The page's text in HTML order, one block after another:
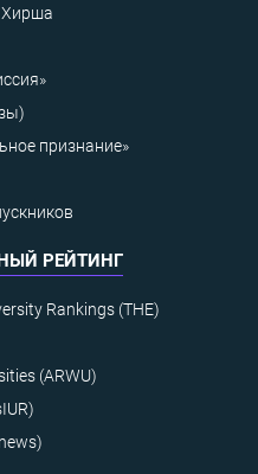
Хирша
признание»
РЕЙТИНГ
Rankings (THE)
(ARWU)